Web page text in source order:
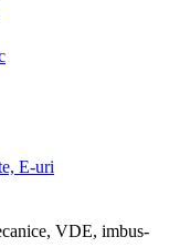
E-uri
VDE, imbus-